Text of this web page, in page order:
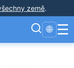
země.
🌐 ☰